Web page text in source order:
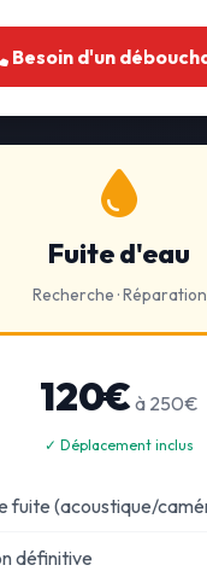
Besoin d'un
Fuite d'eau
Recherche · Réparation
120€ à 250€
✓ Déplacement inclus
fuite (acoustique/
définitive